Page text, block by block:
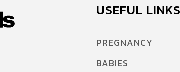
USEFUL LINKS
PREGNANCY
BABIES